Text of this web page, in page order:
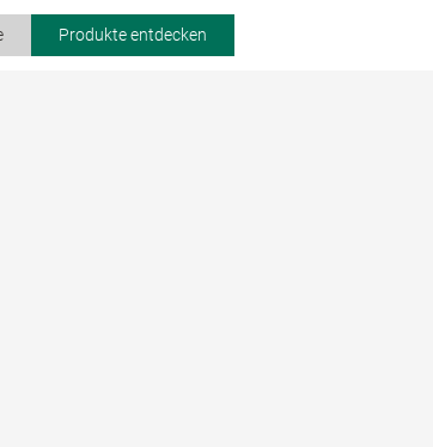
Produkte entdecken